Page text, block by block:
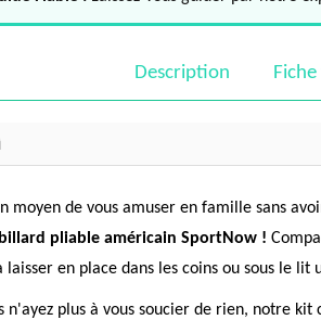
Description
moyen de vous amuser en famille sans
pliable américain SportNow !
laisser en place dans les coins ou sous le
n'ayez plus à vous soucier de rien, notre kit